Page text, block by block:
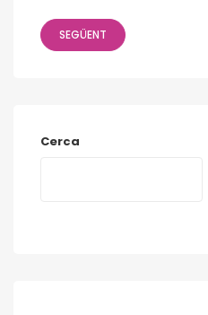
SEGÜENT
Cerca